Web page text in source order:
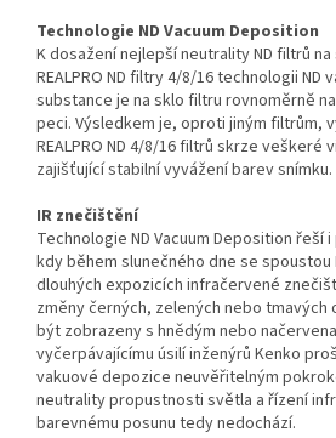
Technologie ND Vacuum Deposition
K dosažení nejlepší neutrality ND filtrů
REALPRO ND filtry 4/8/16 technologii ND
substance je na sklo filtru rovnoměrně
peci. Výsledkem je, oproti jiným filtrům,
REALPRO ND 4/8/16 filtrů skrze veškeré
zajišťující stabilní vyvážení barev snímku.
IR znečištění
Technologie ND Vacuum Deposition řeší
kdy během slunečného dne se spoustou
dlouhých expozicích infračervené
změny černých, zelených nebo
být zobrazeny s hnědým nebo
vyčerpávajícímu úsilí inženýrů Kenko
vakuové depozice neuvěřitelným
neutrality propustnosti světla a řízení
barevnému posunu tedy nedochází.